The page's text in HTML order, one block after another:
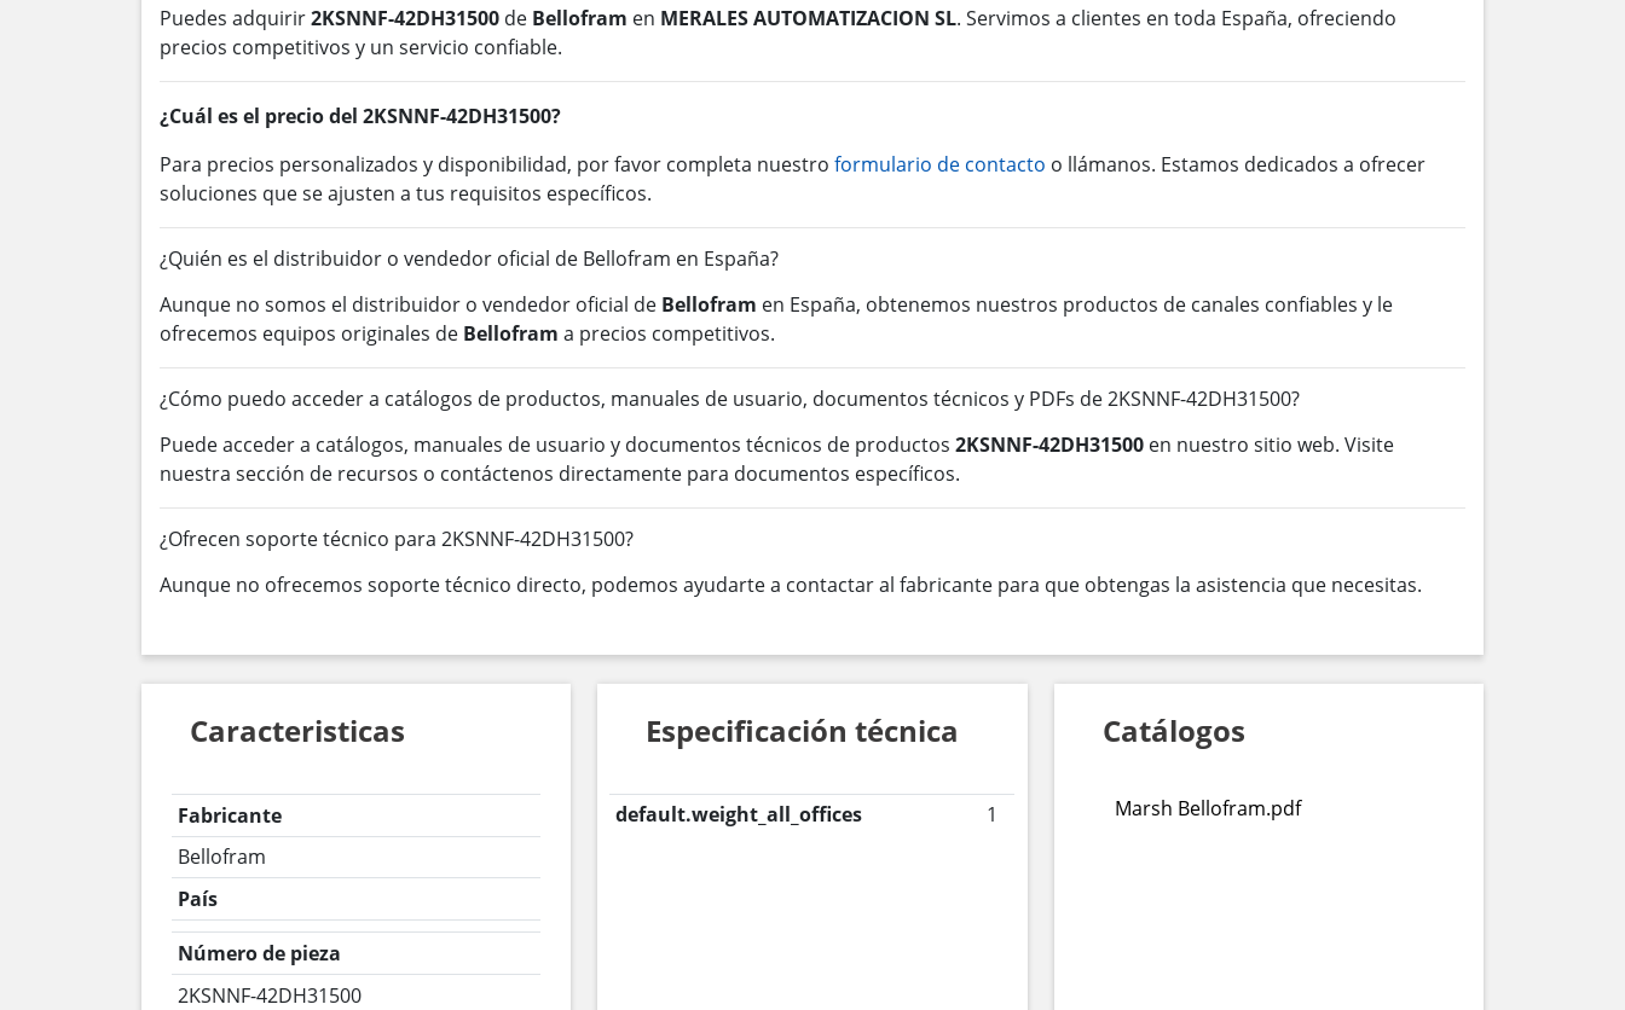
Puedes adquirir2KSNNF-42DH31500 de Bellofram en MERALES AUTOMATIZACION SL. Servimos a clientes en toda España, ofreciendo
precios competitivos y un servicio confiable.
¿Cuál es el precio del 2KSNNF-42DH31500?
Para precios personalizados y disponibilidad, por favor completa nuestro formulario de contacto o llámanos. Estamos dedicados a ofrecer
soluciones que se ajusten a tus requisitos específicos.
¿Quién es el distribuidor o vendedor oficial de Bellofram en España?
Aunque no somos el distribuidor o vendedor oficial de Bellofram en España, obtenemos nuestros productos de canales confiables y le
ofrecemos equipos originales de Bellofram a precios competitivos.
¿Cómo puedo acceder a catálogos de productos, manuales de usuario, documentos técnicos y PDFs de 2KSNNF-42DH31500?
Puede acceder a catálogos, manuales de usuario y documentos técnicos de productos 2KSNNF-42DH31500 en nuestro sitio web. Visite
nuestra sección de recursos o contáctenos directamente para documentos específicos.
¿Ofrecen soporte técnico para 2KSNNF-42DH31500?
Aunque no ofrecemos soporte técnico directo, podemos ayudarte a contactar al fabricante para que obtengas la asistencia que necesitas.
Caracteristicas
Fabricante
Bellofram
País
Número de pieza
2KSNNF-42DH31500
Especificación técnica
default.weight_all_offices 1
Catálogos
Marsh Bellofram.pdf